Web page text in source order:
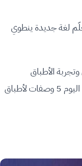
لغة جديدة ينطوي
الأطباق
الجديدة، فأنت تستطيع المزج بين شغفك للطبخ ورغبتك في التعلّم، حيث أنّنا جمعنا لك في مقال اليوم 5 وصفات لأطباق